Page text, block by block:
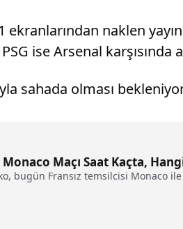
ekranlarından naklen
ise Arsenal
sahada olması
Maçı Saat Kaçta,
bugün Fransız temsilcisi Monaco ile